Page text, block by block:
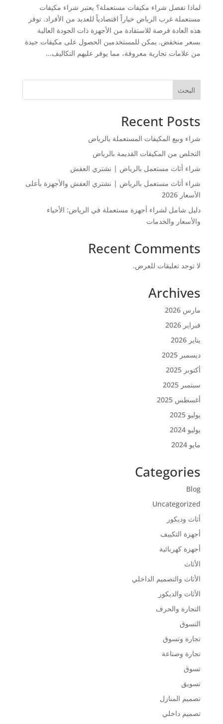
لماذا تفضل شراء مكيفات مستعملة؟ يعتبر شراء مكيفات
مستعملة غرب الرياض خياراً اقتصادياً للعديد من الأفراد. توفر
هذه العادة فرصة للاستفادة من الأجهزة ذات الجودة العالية
بسعر منخفض. يمكن للمستخدمين الحصول على مكيفات جيدة
من علامات تجارية معروفة، مما يوفر عليهم التكاليف...
البحث
Recent Posts
شراء وبيع المكيفات المستعملة بالرياض
التخلص من المكيفات القديمة بالرياض
شراء أثاث مستعمل بالرياض | نشتري العفش
شراء أثاث مستعمل بالرياض | نشتري العفش والأجهزة بأعلى
الأسعار 2026
دليل شامل لشراء أجهزة مستعملة في الرياض: الأحياء
والأسعار والخدمات
Recent Comments
لا توجد تعليقات للعرض.
Archives
مارس 2026
فبراير 2026
يناير 2026
ديسمبر 2025
أكتوبر 2025
سبتمبر 2025
أغسطس 2025
يوليو 2025
يوليو 2024
مايو 2024
Categories
Blog
Uncategorized
أثاث وديكور
أجهزة التكييف
أجهزة كهربائية
الأثاث
الأثاث والتصميم الداخلي
الأثاث والديكور
التجارة والحرف
التسوق
تجارة وتسوق
تجارة وصناعة
تسوق
تسويق
تصميم المنازل
تصميم داخلي